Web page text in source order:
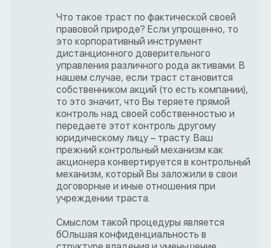
Что такое траст по фактической своей
правовой природе? Если упрощенно, то
это корпоративный инструмент
дистанционного доверительного
управления различного рода активами. В
нашем случае, если траст становится
собственником акций (то есть компании),
то это значит, что Вы теряете прямой
контроль над своей собственностью и
передаете этот контроль другому
юридическому лицу – трасту. Ваш
прежний контрольный механизм как
акционера конвертируется в контрольный
механизм, который Вы заложили в свои
договорные и иные отношения при
учреждении траста.
Смыслом такой процедуры является
бОльшая конфиденциальность в